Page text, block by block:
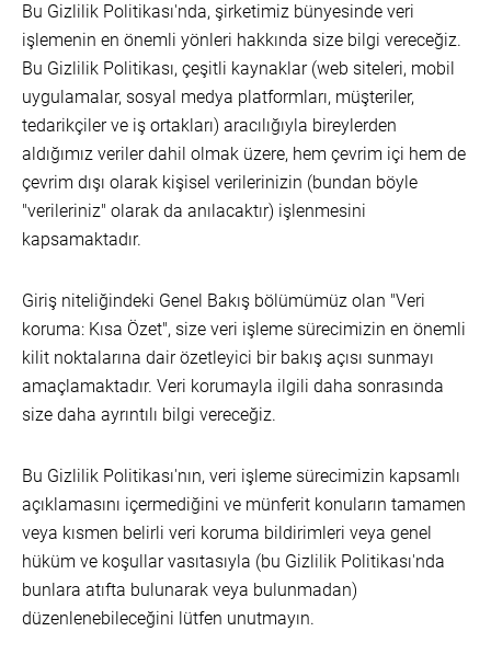
Bu Gizlilik Politikası'nda, şirketimiz bünyesinde veri
işlemenin en önemli yönleri hakkında size bilgi vereceğiz.
Bu Gizlilik Politikası, çeşitli kaynaklar (web siteleri, mobil
uygulamalar, sosyal medya platformları, müşteriler,
tedarikçiler ve iş ortakları) aracılığıyla bireylerden
aldığımız veriler dahil olmak üzere, hem çevrim içi hem de
çevrim dışı olarak kişisel verilerinizin (bundan böyle
"verileriniz" olarak da anılacaktır) işlenmesini
kapsamaktadır.
Giriş niteliğindeki Genel Bakış bölümümüz olan "Veri
koruma: Kısa Özet", size veri işleme sürecimizin en önemli
kilit noktalarına dair özetleyici bir bakış açısı sunmayı
amaçlamaktadır. Veri korumayla ilgili daha sonrasında
size daha ayrıntılı bilgi vereceğiz.
Bu Gizlilik Politikası'nın, veri işleme sürecimizin kapsamlı
açıklamasını içermediğini ve münferit konuların tamamen
veya kısmen belirli veri koruma bildirimleri veya genel
hüküm ve koşullar vasıtasıyla (bu Gizlilik Politikası'nda
bunlara atıfta bulunarak veya bulunmadan)
düzenlenebileceğini lütfen unutmayın.